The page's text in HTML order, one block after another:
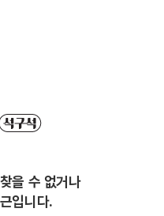
을 수 없거나
입니다.